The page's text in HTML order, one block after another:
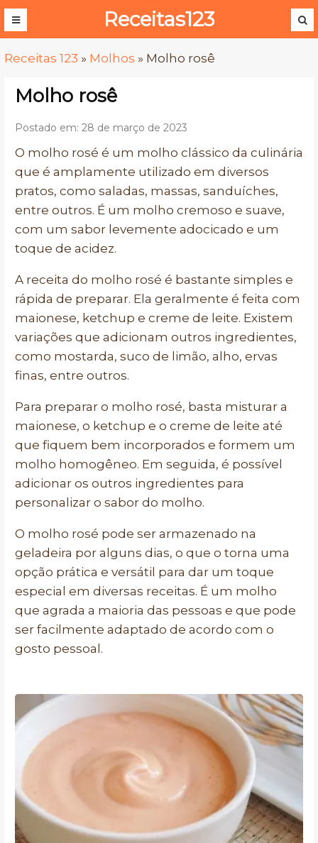
Receitas123
Receitas 123 » Molhos » Molho rosê
Molho rosê
Postado em: 28 de março de 2023
O molho rosé é um molho clássico da culinária
que é amplamente utilizado em diversos
pratos, como saladas, massas, sanduíches,
entre outros. É um molho cremoso e suave,
com um sabor levemente adocicado e um
toque de acidez.
A receita do molho rosé é bastante simples e
rápida de preparar. Ela geralmente é feita com
maionese, ketchup e creme de leite. Existem
variações que adicionam outros ingredientes,
como mostarda, suco de limão, alho, ervas
finas, entre outros.
Para preparar o molho rosé, basta misturar a
maionese, o ketchup e o creme de leite até
que fiquem bem incorporados e formem um
molho homogêneo. Em seguida, é possível
adicionar os outros ingredientes para
personalizar o sabor do molho.
O molho rosé pode ser armazenado na
geladeira por alguns dias, o que o torna uma
opção prática e versátil para dar um toque
especial em diversas receitas. É um molho
que agrada a maioria das pessoas e que pode
ser facilmente adaptado de acordo com o
gosto pessoal.